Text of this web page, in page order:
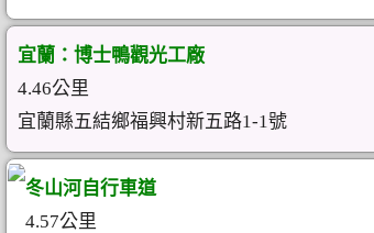
宜蘭：博士鴨觀光工廠
4.46公里
宜蘭縣五結鄉福興村新五路1-1號
冬山河自行車道
4.57公里